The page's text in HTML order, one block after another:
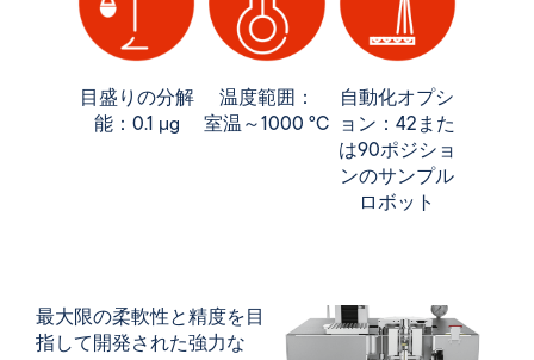
目盛りの分解
能：0.1 µg
温度範囲：
室温～1000 °C
自動化オプシ
ョン：42また
は90ポジショ
ンのサンプル
ロボット
最大限の柔軟性と精度を目
指して開発された強力な